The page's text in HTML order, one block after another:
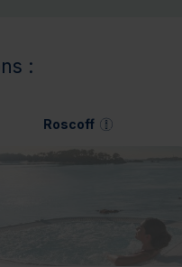
:
Roscoff